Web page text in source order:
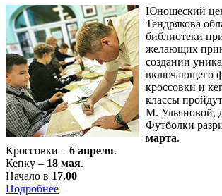
Юношеский
Тендрякова
библиотеки
желающих
создании
включающего
кроссовки и
классы
М. Ульяновой,
Футболки
марта.
Кроссовки – 6 апреля.
Кепку – 18 мая.
Начало в 17.00
Подробнее